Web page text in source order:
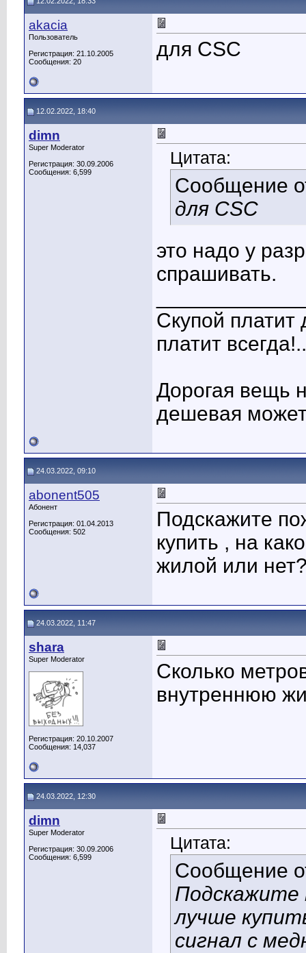
akacia
Пользователь
Регистрация: 21.10.2005
Сообщения: 20
для CSC
12.02.2022, 18:40
dimn
Super Moderator
Регистрация: 30.09.2006
Сообщения: 6,599
Цитата:
Сообщение
для CSC
это надо у
спрашивать.
Скупой
платит
Дорогая вещь
дешевая
24.03.2022, 09:10
abonent505
Абонент
Регистрация: 01.04.2013
Сообщения: 502
Подскажите
купить , на
жилой или
24.03.2022, 11:47
shara
Super Moderator
Регистрация: 20.10.2007
Сообщения: 14,037
Сколько
внутреннюю
24.03.2022, 12:30
dimn
Super Moderator
Регистрация: 30.09.2006
Сообщения: 6,599
Цитата:
Сообщение
Подскажите
лучше
сигнал с